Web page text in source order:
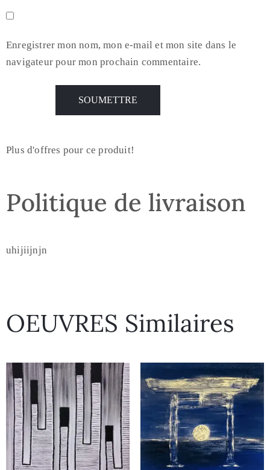
Enregistrer mon nom, mon e-mail et mon site dans le
navigateur pour mon prochain commentaire.
Plus d'offres pour ce produit!
Politique de livraison
uhijiijnjn
OEUVRES Similaires